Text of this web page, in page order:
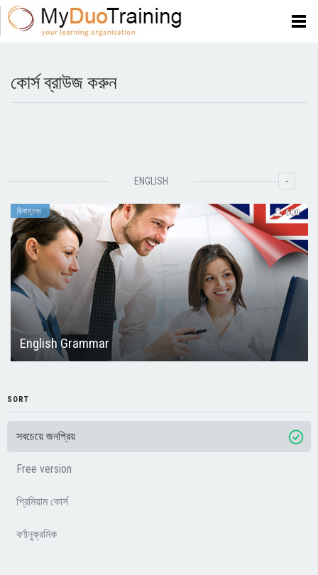
কোর্স ব্রাউজ করুন
ENGLISH -
বিনামূল্যে 680
English Grammar
SORT
সবচেয়ে জনপ্রিয়
Free version
প্রিমিয়াম কোর্স
বর্ণানুক্রমিক